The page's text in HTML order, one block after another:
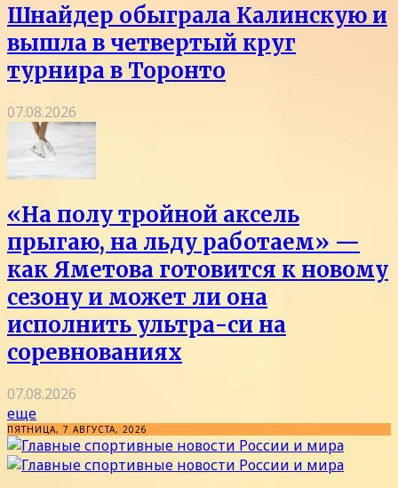
Шнайдер обыграла Калинскую и
вышла в четвертый круг
турнира в Торонто
07.08.2026
«На полу тройной аксель
прыгаю, на льду работаем» —
как Яметова готовится к новому
сезону и может ли она
исполнить ультра-си на
соревнованиях
07.08.2026
еще
ПЯТНИЦА, 7 АВГУСТА, 2026